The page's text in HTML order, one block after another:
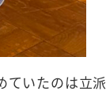
ていたのは立派